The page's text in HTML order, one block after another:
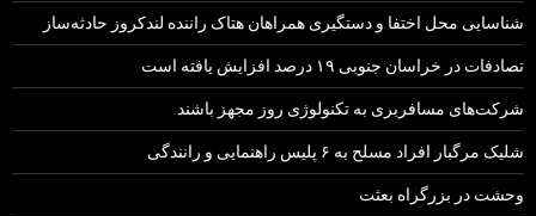
شناسایی محل اختفا و دستگیری همراهان هتاک راننده لندکروز حادثه‌ساز
تصادفات در خراسان جنوبی ۱۹ درصد افزایش یافته است
شرکت‌های مسافربری به تکنولوژی روز مجهز باشند
شلیک مرگبار افراد مسلح به ۶ پلیس راهنمایی و رانندگی
وحشت در بزرگراه بعثت